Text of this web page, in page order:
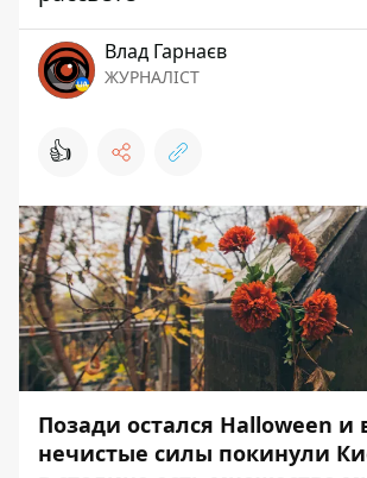
Влад Гарнаєв
ЖУРНАЛІСТ
👍
Позади остался Halloween и
нечистые силы покинули